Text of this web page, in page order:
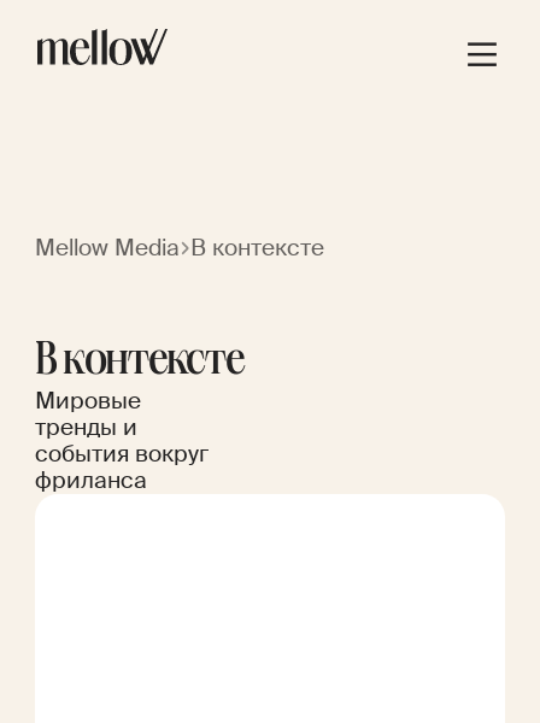
Mellow Media В контексте
В контексте
Мировые
тренды и
события вокруг
фриланса